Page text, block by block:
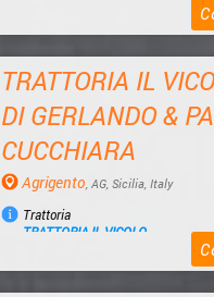
TRATTORIA IL
DI GERLANDO &
CUCCHIARA
Agrigento , AG, Sicilia, Italy
Trattoria
TRATTORIA IL VICOLO
TRATTORIA IL VICOLO S.N.C. DI